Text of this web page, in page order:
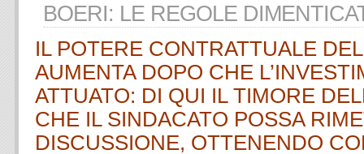
BOERI: LE REGOLE
IL POTERE CONTRATTUALE
AUMENTA DOPO CHE
ATTUATO: DI QUI IL TIMORE
CHE IL SINDACATO POSSA
DISCUSSIONE, OTTENENDO